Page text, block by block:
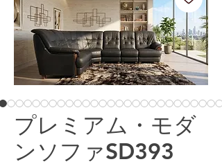
プレミアム・モダ
ンソファSD393